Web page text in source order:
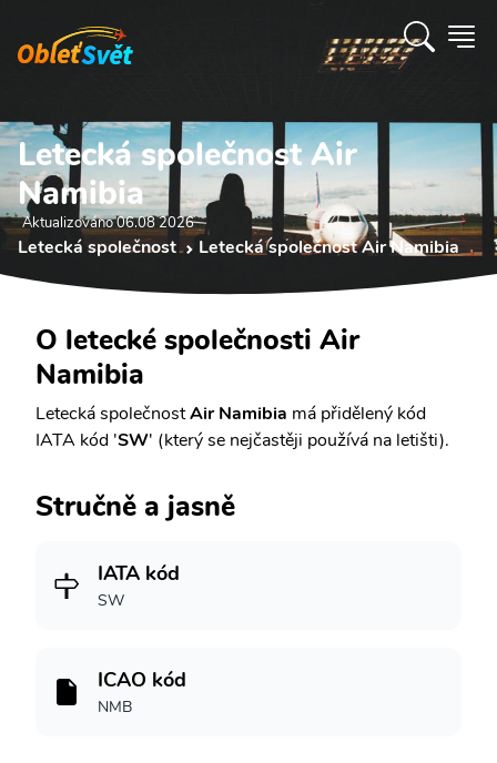
Letecká společnost Air
Namibia
Aktualizováno 06.08 2026
Letecká společnost Letecká společnost Air Namibia
O letecké společnosti Air
Namibia
Letecká společnostAir Namibia má přidělený kód
IATA kód 'SW' (který se nejčastěji používá na letišti).
Stručně a jasně
IATA kód
SW
ICAO kód
NMB